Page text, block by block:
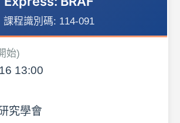
課程識別碼: 114-091
始)
13:00
究學會